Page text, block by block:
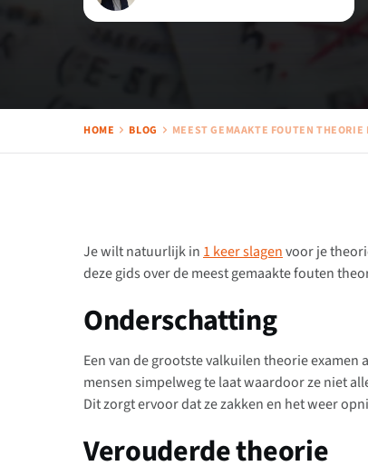
HOME BLOG MEEST GEMAAKTE FOUTEN THEORIE
Je wilt natuurlijk in 1 keer slagenvoor je
deze gids over de meest gemaakte fouten
Onderschatting
Een van de grootste valkuilen theorie
mensen simpelweg te laat waardoor ze niet
Dit zorgt ervoor dat ze zakken en het weer
Verouderde theorie